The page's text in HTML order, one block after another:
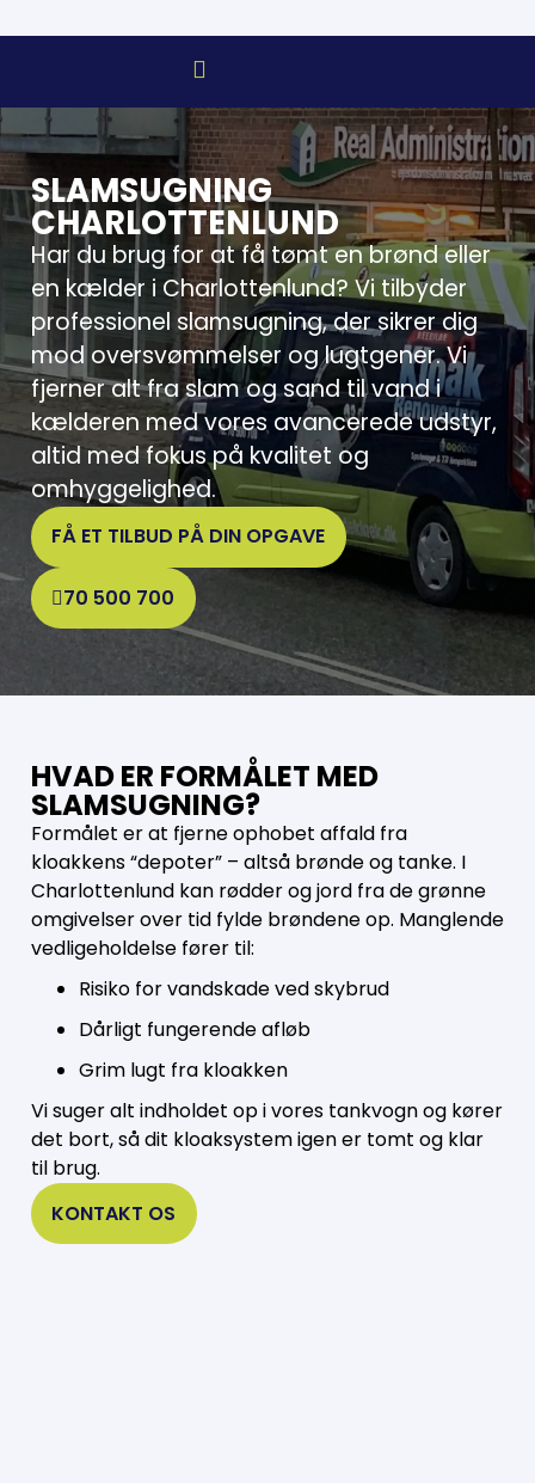
SLAMSUGNING
CHARLOTTENLUND
Har du brug for at få tømt en brønd eller
en kælder i Charlottenlund? Vi tilbyder
professionel slamsugning, der sikrer dig
mod oversvømmelser og lugtgener. Vi
fjerner alt fra slam og sand til vand i
kælderen med vores avancerede udstyr,
altid med fokus på kvalitet og
omhyggelighed.
FÅ ET TILBUD PÅ DIN OPGAVE
70 500 700
HVAD ER FORMÅLET MED
SLAMSUGNING?
Formålet er at fjerne ophobet affald fra
kloakkens “depoter” – altså brønde og tanke. I
Charlottenlund kan rødder og jord fra de grønne
omgivelser over tid fylde brøndene op. Manglende
vedligeholdelse fører til:
Risiko for vandskade ved skybrud
Dårligt fungerende afløb
Grim lugt fra kloakken
Vi suger alt indholdet op i vores tankvogn og kører
det bort, så dit kloaksystem igen er tomt og klar
til brug.
KONTAKT OS